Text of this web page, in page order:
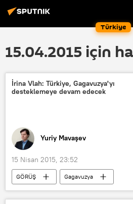
Türkiye
15.04.2015 için
İrina Vlah: Türkiye, Gagavuzya'yı
desteklemeye devam edecek
Yuriy Mavaşev
15 Nisan 2015, 23:52
GÖRÜŞ
Gagavuzya
İrina Vlah